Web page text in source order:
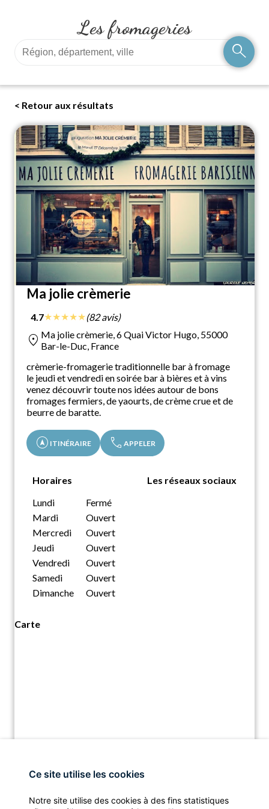
Les fromageries
search
< Retour aux résultats
Ma jolie crèmerie
4.7★★★★★(82 avis)
location_on Ma jolie crèmerie, 6 Quai Victor Hugo, 55000
Bar-le-Duc, France
crèmerie-fromagerie traditionnelle bar à fromage
le jeudi et vendredi en soirée bar à bières et à vins
venez découvrir toute nos idées autour de bons
fromages fermiers, de yaourts, de crème crue et de
beurre de baratte.
assistant_navigation ITINÉRAIRE call APPELER
Horaires
Lundi
Fermé
Mardi
Ouvert
Mercredi
Ouvert
Jeudi
Ouvert
Vendredi
Ouvert
Samedi
Ouvert
Dimanche
Ouvert
Les réseaux sociaux
Carte
Ce site utilise les cookies
Notre site utilise des cookies à des fins statistiques